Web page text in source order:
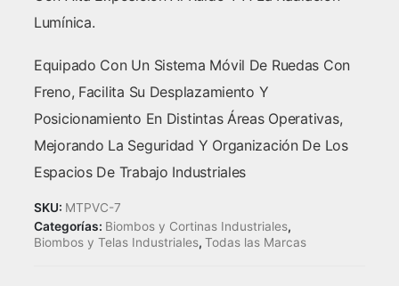
Lumínica.
Equipado Con Un Sistema Móvil De Ruedas Con
Freno, Facilita Su Desplazamiento Y
Posicionamiento En Distintas Áreas Operativas,
Mejorando La Seguridad Y Organización De Los
Espacios De Trabajo Industriales
SKU: MTPVC-7
Categorías: Biombos y Cortinas Industriales,
Biombos y Telas Industriales, Todas las Marcas